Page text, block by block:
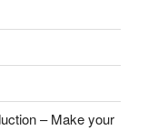
– Make your